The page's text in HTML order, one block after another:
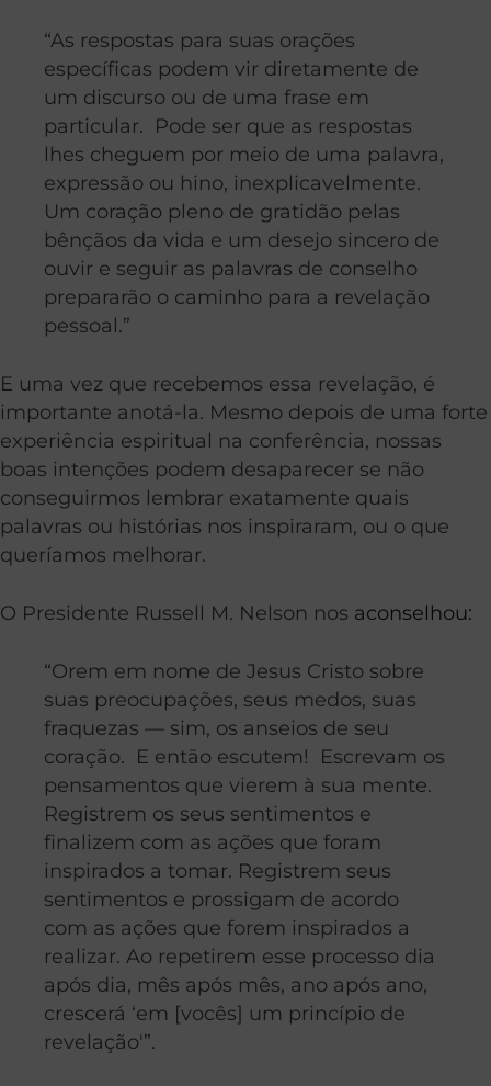
“As respostas para suas orações
específicas podem vir diretamente de
um discurso ou de uma frase em
particular. Pode ser que as respostas
lhes cheguem por meio de uma palavra,
expressão ou hino, inexplicavelmente.
Um coração pleno de gratidão pelas
bênçãos da vida e um desejo sincero de
ouvir e seguir as palavras de conselho
prepararão o caminho para a revelação
pessoal.”
E uma vez que recebemos essa revelação, é
importante anotá-la. Mesmo depois de uma forte
experiência espiritual na conferência, nossas
boas intenções podem desaparecer se não
conseguirmos lembrar exatamente quais
palavras ou histórias nos inspiraram, ou o que
queríamos melhorar.
O Presidente Russell M. Nelson nos aconselhou:
“Orem em nome de Jesus Cristo sobre
suas preocupações, seus medos, suas
fraquezas — sim, os anseios de seu
coração. E então escutem! Escrevam os
pensamentos que vierem à sua mente.
Registrem os seus sentimentos e
finalizem com as ações que foram
inspirados a tomar. Registrem seus
sentimentos e prossigam de acordo
com as ações que forem inspirados a
realizar. Ao repetirem esse processo dia
após dia, mês após mês, ano após ano,
crescerá ‘em [vocês] um princípio de
revelação'”.